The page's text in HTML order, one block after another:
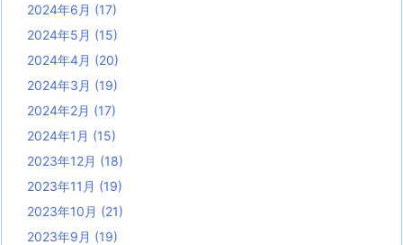
2024年6月 (17)
2024年5月 (15)
2024年4月 (20)
2024年3月 (19)
2024年2月 (17)
2024年1月 (15)
2023年12月 (18)
2023年11月 (19)
2023年10月 (21)
2023年9月 (19)